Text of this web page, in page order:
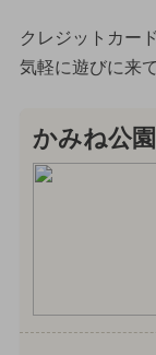
クレジットカー
気軽に遊びに来
かみね公園